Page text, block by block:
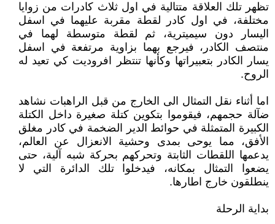
تظهر تلك العلاقة متتالية في اول ثلاث كادرات من زوايا
مختلفة، في اول كادر لقطة مقربة عليهما في اسفل
اليسار دون سيميترية، ثم لقطة متوسطة لهما في
منتصف الكادر، فيرجع بهما بزاوية مرتفعة في اسفل
يسار الكادر بتعبيراتها وكأنها تنتظر افروديت كي تعيد له
الروح.
اما أثناء نقل التمثال الى الخارج من قبل الراهبات نشاهد
ضآلة حجمهم، فيقوموا بتكوين كتلة صغيرة داخل الكتلة
الكبيرة المتمثلة في حوائط الدير الضخمة في كادر مغلق
الأفق، مما يوحى بمدى وحشية الانعزال عن العالم،
يدعمها اللقطات الثابتة وتحركهم بحركة شبه آلية، حتى
يضعوا التمثال بمكانه، فيدخلوا تلك الدائرة التي لا
ينطلقون خارج اطارها.
بداية الرحلة